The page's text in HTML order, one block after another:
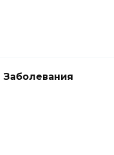
Заболевания